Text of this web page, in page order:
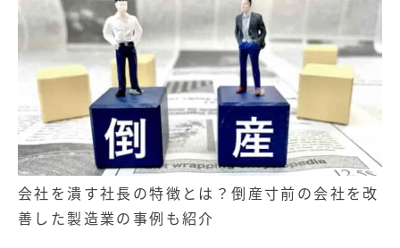
会社を潰す社長の特徴とは？倒産寸前の会社を改
善した製造業の事例も紹介